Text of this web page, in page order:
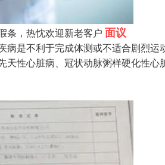
条，热忱欢迎新老客户 面议
病是不利于完成体测或不适合剧烈
天性心脏病、冠状动脉粥样硬化性